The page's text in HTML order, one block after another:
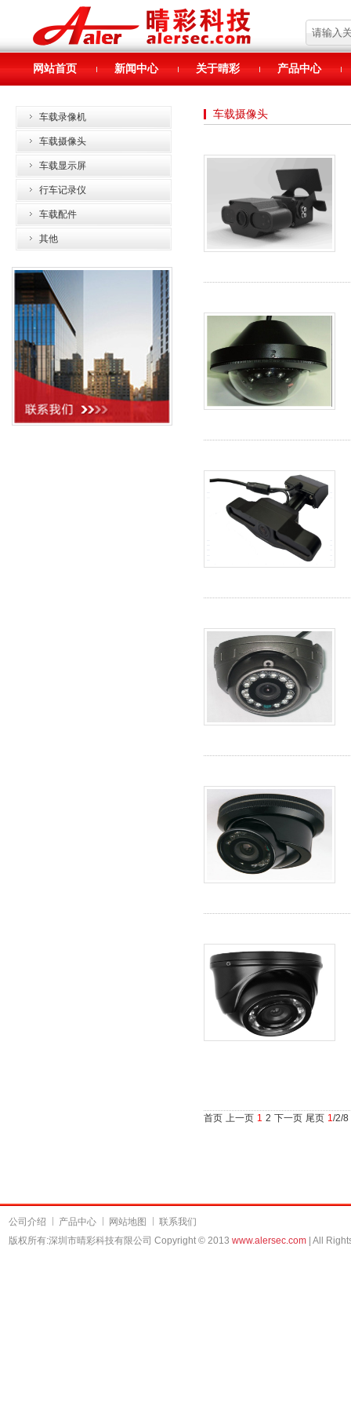
网站首页 新闻中心 关于晴彩 产品中心
车载录像机
车载摄像头
车载显示屏
行车记录仪
车载配件
其他
车载摄像头
首页 上一页 1 2 下一页 尾页 1/2/8
公司介绍 产品中心 网站地图
联系我们
版权所有:深圳市晴彩科技有限公司 Copyright © 2013 www.alersec.com| All